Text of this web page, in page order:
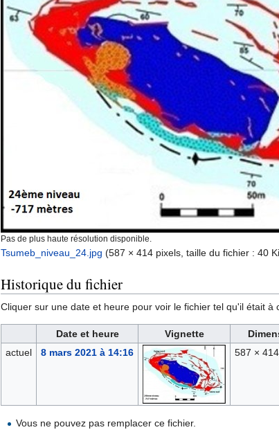
Pas de plus haute résolution disponible.
Tsumeb_niveau_24.jpg (587 × 414 pixels, taille du fichier : 40
Historique du fichier
Cliquer sur une date et heure pour voir le fichier tel qu'il était à
Date et heure Vignette
actuel
8 mars 2021 à 14:16 587 × 414
Vous ne pouvez pas remplacer ce fichier.